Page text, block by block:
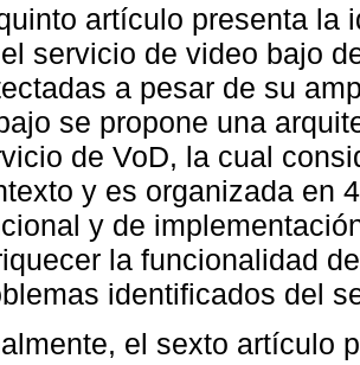
artículo presenta la
servicio de video bajo
a pesar de su
se propone una
de VoD, la cual
y es organizada en
y de
la funcionalidad
identificados del
el sexto artículo